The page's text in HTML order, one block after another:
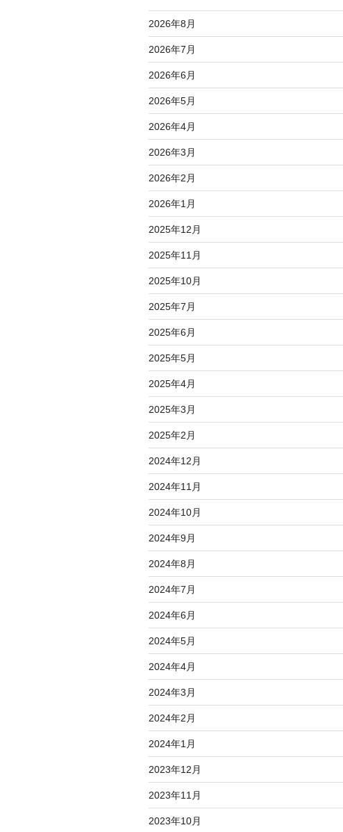
ョ
ン
2026年8月
2026年7月
2026年6月
2026年5月
2026年4月
2026年3月
2026年2月
2026年1月
2025年12月
2025年11月
2025年10月
2025年7月
2025年6月
2025年5月
2025年4月
2025年3月
2025年2月
2024年12月
2024年11月
2024年10月
2024年9月
2024年8月
2024年7月
2024年6月
2024年5月
2024年4月
2024年3月
2024年2月
2024年1月
2023年12月
2023年11月
2023年10月